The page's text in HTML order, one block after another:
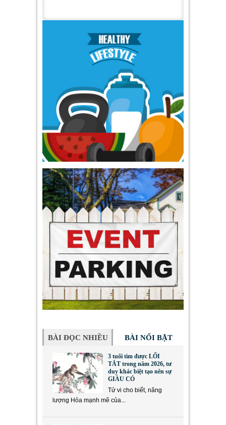
BÀI ĐỌC NHIỀU BÀI NỔI BẬT
3 tuổi tìm được LỐI
TẮT trong năm 2026, tư
duy khác biệt tạo nên sự
GIÀU CÓ
Tử vi cho biết, năng
lượng Hỏa mạnh mẽ của...